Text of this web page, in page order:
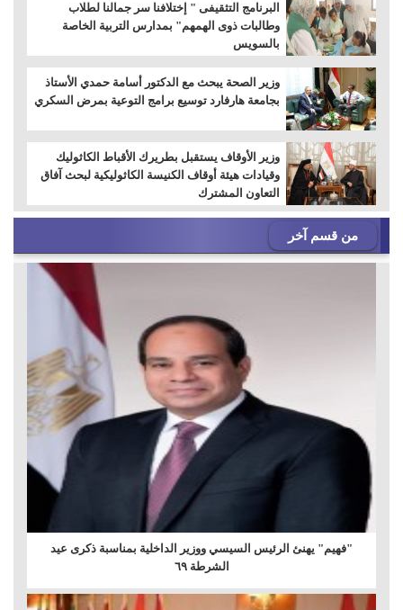
البرنامج التثقيفى " إختلافنا سر جمالنا لطلاب
وطالبات ذوى الهمهم" بمدارس التربية الخاصة
بالسويس
وزير الصحة يبحث مع الدكتور أسامة حمدي الأستاذ
بجامعة هارفارد توسيع برامج التوعية بمرض السكري
وزير الأوقاف يستقبل بطريرك الأقباط الكاثوليك
وقيادات هيئة أوقاف الكنيسة الكاثوليكية لبحث آفاق
التعاون المشترك
من قسم آخر
"فهيم" يهنئ الرئيس السيسي ووزير الداخلية بمناسبة ذكرى عيد
الشرطة ٦٩